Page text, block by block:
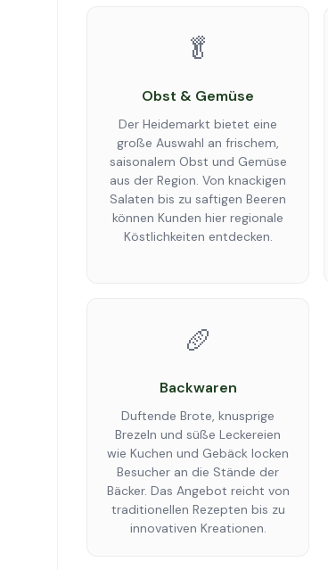
🥬
Obst & Gemüse
Der Heidemarkt bietet eine
große Auswahl an frischem,
saisonalem Obst und Gemüse
aus der Region. Von knackigen
Salaten bis zu saftigen Beeren
können Kunden hier regionale
Köstlichkeiten entdecken.
🥖
Backwaren
Duftende Brote, knusprige
Brezeln und süße Leckereien
wie Kuchen und Gebäck locken
Besucher an die Stände der
Bäcker. Das Angebot reicht von
traditionellen Rezepten bis zu
innovativen Kreationen.